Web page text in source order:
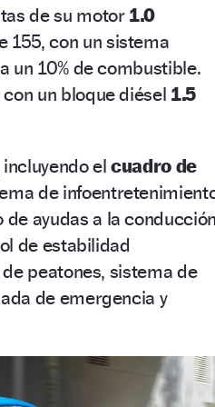
de su motor1.0
155, con un sistema
un 10% de combustible.
un bloque diésel 1.5
elcuadro de
de
de ayudas a la
de estabilidad
peatones, sistema de
de emergencia y